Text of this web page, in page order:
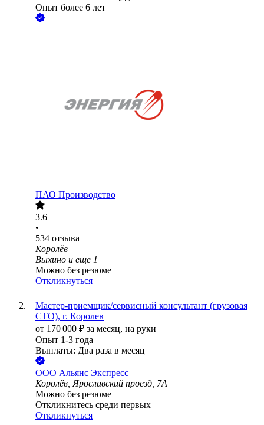
Опыт более 6 лет
ПАО Производство
3.6
•
534 отзыва
Королёв
Выхино и еще 1
Можно без резюме
Откликнуться
Мастер-приемщик/сервисный консультант (грузовая
СТО), г. Королев
от 170 000 ₽ за месяц, на руки
Опыт 1-3 года
Выплаты: Два раза в месяц
ООО Альянс Экспресс
Королёв, Ярославский проезд, 7А
Можно без резюме
Откликнитесь среди первых
Откликнуться